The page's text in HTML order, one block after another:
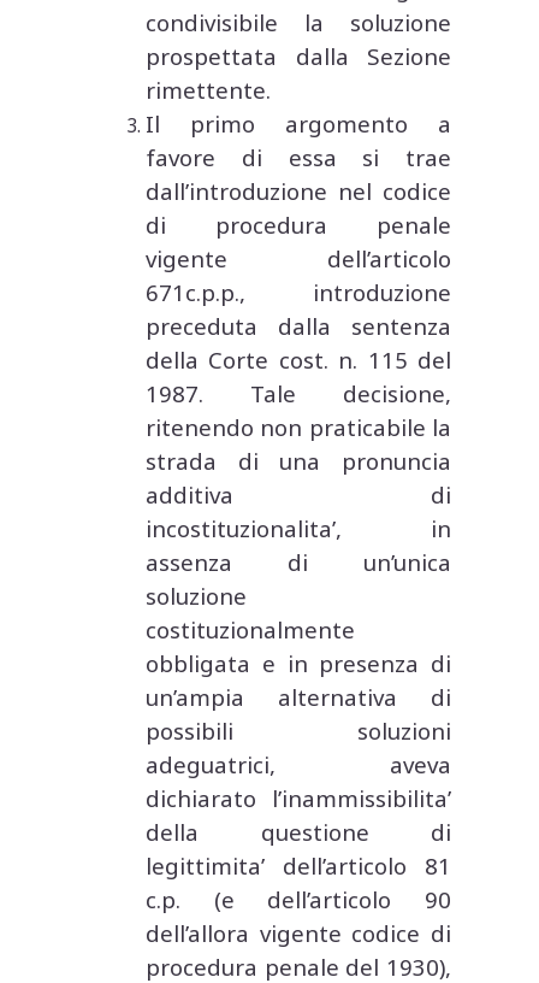
condivisibile la soluzione
prospettata dalla Sezione
rimettente.
Il primo argomento a
favore di essa si trae
dall’introduzione nel codice
di procedura penale
vigente dell’articolo
671c.p.p., introduzione
preceduta dalla sentenza
della Corte cost. n. 115 del
1987. Tale decisione,
ritenendo non praticabile la
strada di una pronuncia
additiva di
incostituzionalita’, in
assenza di un’unica
soluzione
costituzionalmente
obbligata e in presenza di
un’ampia alternativa di
possibili soluzioni
adeguatrici, aveva
dichiarato l’inammissibilita’
della questione di
legittimita’ dell’articolo 81
c.p. (e dell’articolo 90
dell’allora vigente codice di
procedura penale del 1930),